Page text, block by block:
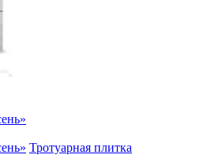
Тротуарная плитка